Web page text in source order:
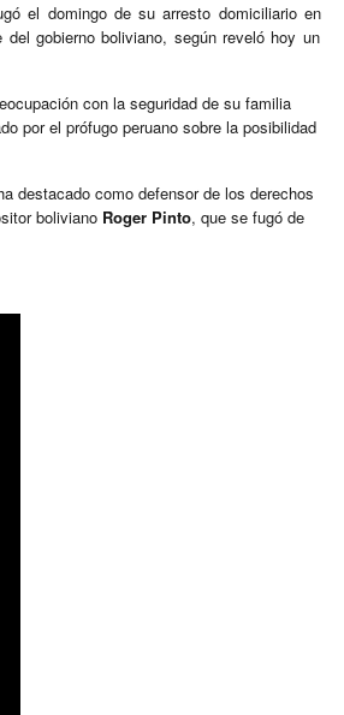
el domingo de su arresto domiciliario en
gobierno boliviano, según reveló hoy un
con la seguridad de su familia
por el prófugo peruano sobre la posibilidad
destacado como defensor de los derechos
boliviano Roger Pinto, que se fugó de